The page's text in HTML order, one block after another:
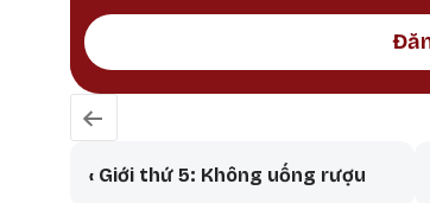
Book traversal
‹Giới thứ 5: Không uống rượu